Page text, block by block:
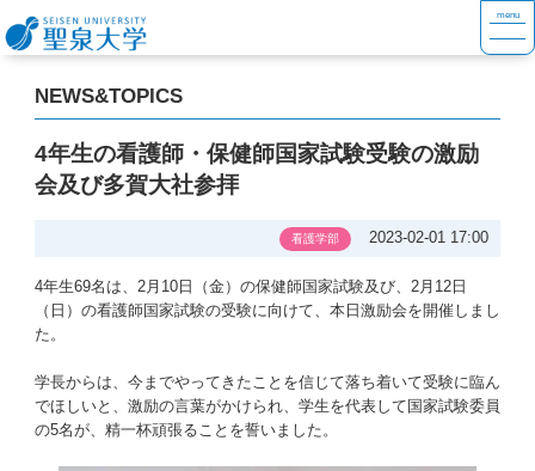
NEWS&TOPICS
4年生の看護師・保健師国家試験受験の激励
会及び多賀大社参拝
看護学部 2023-02-01 17:00
4年生69名は、2月10日（金）の保健師国家試験及び、2月12日
（日）の看護師国家試験の受験に向けて、本日激励会を開催しまし
た。
学長からは、今までやってきたことを信じて落ち着いて受験に臨ん
でほしいと、激励の言葉がかけられ、学生を代表して国家試験委員
の5名が、精一杯頑張ることを誓いました。